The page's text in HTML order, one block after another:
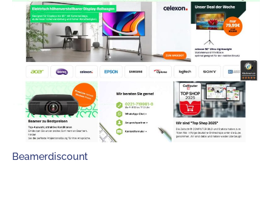
Beamerdiscount